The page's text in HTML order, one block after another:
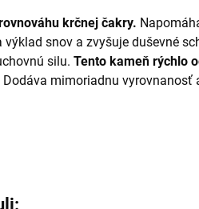
krčnej čakry.
snov a zvyšuje duševné
silu. Tento kameň rýchlo
Dodáva mimoriadnu vyrovnanosť